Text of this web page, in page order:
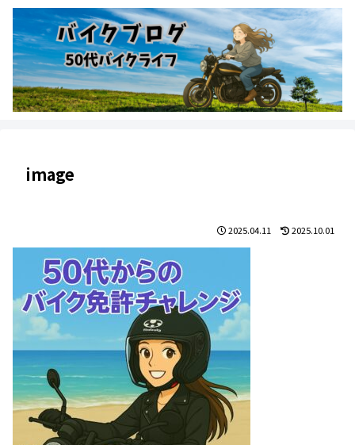
image
2025.04.11 2025.10.01